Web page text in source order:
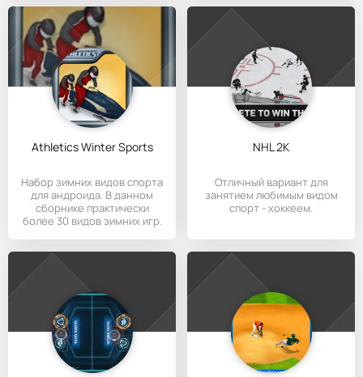
Athletics Winter Sports
Набор зимних видов спорта
для андроида. В данном
сборнике практически
более 30 видов зимних игр.
NHL 2K
Отличный вариант для
занятием любимым видом
спорт - хоккеем.